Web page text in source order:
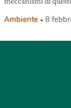
Ambiente 8